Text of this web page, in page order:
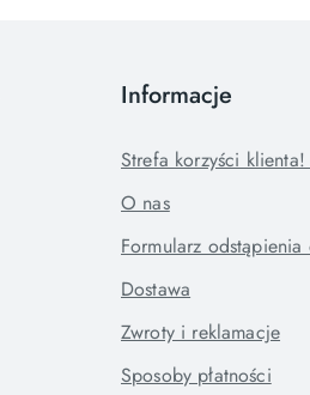
Informacje
Strefa korzyści
O nas
Formularz
Dostawa
Zwroty i reklamacje
Sposoby płatności